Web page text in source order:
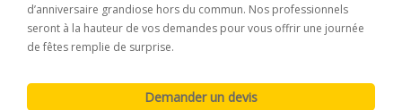
d’anniversaire grandiose hors du commun. Nos professionnels
seront à la hauteur de vos demandes pour vous offrir une journée
de fêtes remplie de surprise.